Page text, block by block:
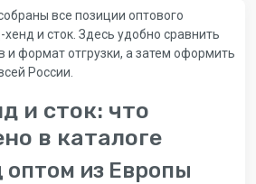
все позиции оптового
и сток. Здесь удобно сравнить
и формат отгрузки, а затем оформить
России.
и сток: что
в каталоге
оптом из Европы